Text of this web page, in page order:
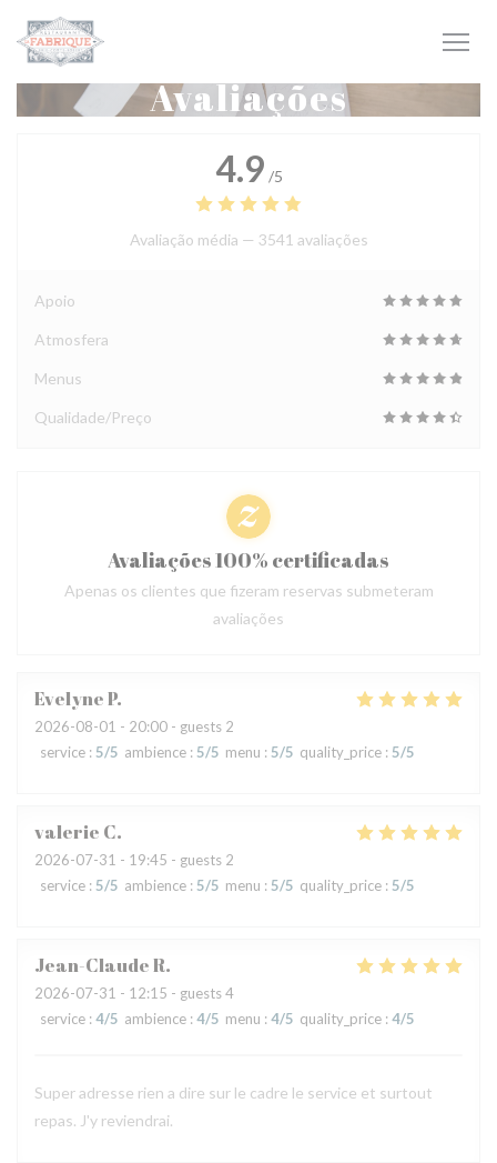
Painel de Gerenciamento de Cookies
Avaliações
EvelyneP
2026-08-01 - 20:00 - guests 2
service : 5/5 ambience : 5/5 menu : 5/5 quality_price : 5/5
valerie C
2026-07-31 - 19:45 - guests 2
service : 5/5 ambience : 5/5 menu : 5/5 quality_price : 5/5
Jean-ClaudeR
2026-07-31 - 12:15 - guests 4
service : 4/5 ambience : 4/5 menu : 4/5 quality_price : 4/5
Super adresse rien a dire sur le cadre le service et surtout
repas. J'y reviendrai.
4.9 /5
Avaliação média — 3541 avaliações
Apoio
Atmosfera
Menus
Qualidade/Preço
Avaliações 100% certificadas
Apenas os clientes que fizeram reservas submeteram
avaliações